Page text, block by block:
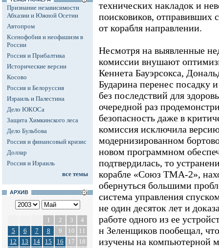
Признание независимости
Абхазии и Южной Осетии
Автопром
Ксенофобия и неофашизм в
России
Россия и Прибалтика
Исторические версии
Косово
Россия и Белоруссия
Израиль и Палестина
Дело ЮКОСа
Защита Химкинского леса
Дело Бульбова
Россия и финансовый кризис
Доллар
Россия и Израиль
все темы
АРХИВ
1 2 3
4
5
6 7 8 9 10
11
12
13 14 15 16 17
18
технических накладок и
поисковиков, отправивших
от корабля направлении.
Несмотря на выявленные
комиссии внушают
Кеннета Бауэрсокса,
Бударина перенес посадку
без последствий для
очередной раз
безопасность даже в
комиссия исключила
модернизированном
новом программном
подтвердилась, то
корабле «Союз ТМА-2»,
обернуться большими
система управления
не один десяток лет и
работе одного из ее
н Зеленщиков пообещал,
изучены на компьютерной